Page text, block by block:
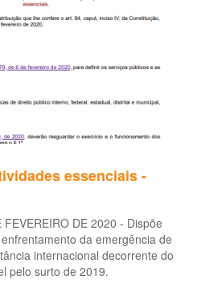
essenciais -
FEVEREIRO DE 2020 - Dispõe
da emergência de
internacional decorrente do
pelo surto de 2019.